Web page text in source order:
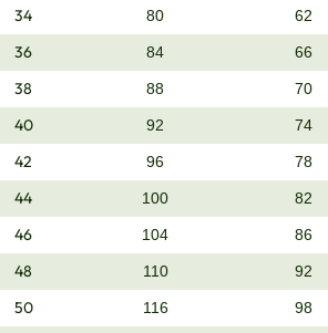
34
80 62
36 84 66
38 88 70
40 92 74
42 96 78
44 100 82
46 104 86
48 110 92
50 116 98